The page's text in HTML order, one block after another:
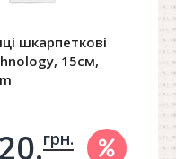
шкарпеткові
15см,
в корзину
грн.